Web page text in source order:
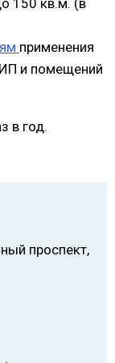
150 кв.м. (в
применения
и помещений
в год.
проспект,